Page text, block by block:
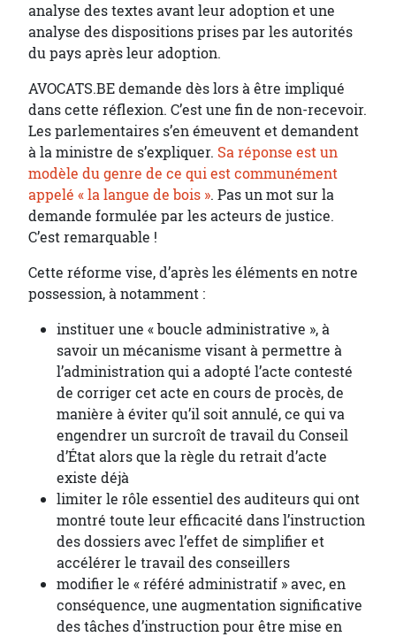
analyse des textes avant leur adoption et une
analyse des dispositions prises par les autorités
du pays après leur adoption.
AVOCATS.BE demande dès lors à être impliqué
dans cette réflexion. C’est une fin de non-recevoir.
Les parlementaires s’en émeuvent et demandent
à la ministre de s’expliquer. Sa réponse est un
modèle du genre de ce qui est communément
appelé « la langue de bois ». Pas un mot sur la
demande formulée par les acteurs de justice.
C’est remarquable !
Cette réforme vise, d’après les éléments en notre
possession, à notamment :
instituer une « boucle administrative », à
savoir un mécanisme visant à permettre à
l’administration qui a adopté l’acte contesté
de corriger cet acte en cours de procès, de
manière à éviter qu’il soit annulé, ce qui va
engendrer un surcroît de travail du Conseil
d’État alors que la règle du retrait d’acte
existe déjà
limiter le rôle essentiel des auditeurs qui ont
montré toute leur efficacité dans l’instruction
des dossiers avec l’effet de simplifier et
accélérer le travail des conseillers
modifier le « référé administratif » avec, en
conséquence, une augmentation significative
des tâches d’instruction pour être mise en